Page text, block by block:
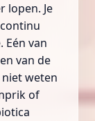
lopen. Je
van
van de
weten
of